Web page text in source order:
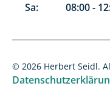
Sa:
08:00-
© 2026 Herbert Seidl.